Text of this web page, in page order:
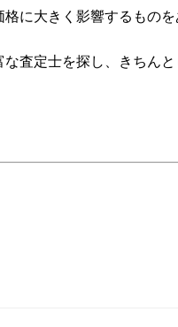
に大きく影響するものを
査定士を探し、きちん